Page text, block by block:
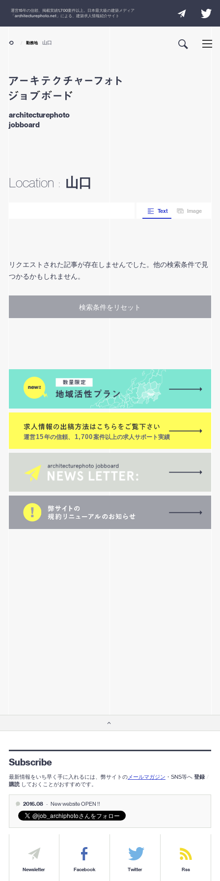
運営15年の信頼、掲載実績1,700案件以上。日本最大級の建築メディア
「architecturephoto.net 」による、建築求人情報紹介サイト
architecturephoto
jobboard
勤務地 山口
Location : 山口
Text Image
リクエストされた記事が存在しませんでした。他の検索条件で見
つかるかもしれません。
検索条件をリセット
運営15年の信頼、 1,700案件以上の求人サポート実績
Subscribe
最新情報をいち早く手に入れるには、弊サイトのメールマガジン ・SNS等へ 登録 /
購読 しておくことがおすすめです。
2016.08 - New website OPEN !!
Newsletter Facebook Twitter Rss